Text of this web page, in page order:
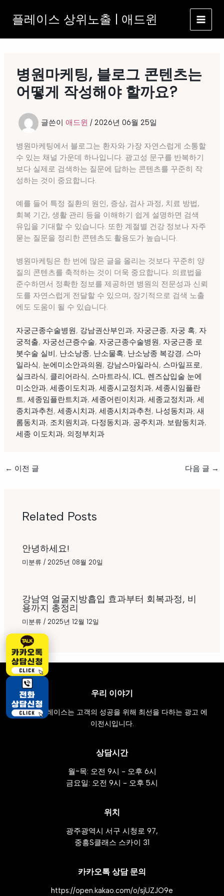
로
플레이스 상위노출 | 애드윈
병원마케팅, 블로그 콘텐츠는
어떻게 작성해야 할까요?
글쓴이 애드윈 / 2026년 06월 25일
병원마케팅에서 블로그는 환자와 가장 자연스럽게 소통할
수 있는 채널 가운데 하나입니다. 광고성 문구를 반복하기
보다 실제로 검색하는 질문에 답하는 콘텐츠를 꾸준히 작
성하는 것이 중요합니다.
예를 들어 특정 질환의 원인, 증상, 검사 과정, 치료 방법,
회복 기간, 생활 관리 등을 이해하기 쉽게 설명하면 검색
유입을 기대할 수 있습니다. 또한 계절별 건강 정보나 자주
묻는 질문을 정리한 콘텐츠도 활용도가 높습니다.
병원마케팅은 한 번에 많은 글을 올리는 것보다 꾸준히 양
질의 콘텐츠를 축적하는 것이 더욱 중요합니다. 의료법을
준수하면서 정확한 정보를 제공하면 병원의 전문성과 신뢰
도를 자연스럽게 전달할 수 있으며, 장기적으로 검색 노출
에도 도움이 될 수 있습니다.
자궁근종수술병원, 강남권산부인과, 자궁근종, 자궁 혹, 자
궁적출, 자궁선근증수술, 자궁근종수술병원, 자궁근종 로
봇수술 실비, 난소낭종, 난소물혹, 난소낭종 복강경, 스마
일라식, 눈에미소안과의원, 강남스마일라식, 스마일프로,
실크라식, 클리어라식, 스마트라식, ICL, 렌즈삽입술 눈에
미소안과, 세종이도치과, 세종시교정치과, 세종시임플란
트, 세종임플란트치과, 세종어린이치과, 세종교정치과, 세
종치과추천, 세종시치과, 세종시치과추천, 나성동치과, 새
롬동치과, 조치원치과, 다정동치과, 공주치과, 보람동치과,
세종 이도치과, 의정부치과
← 이전 글 다음 글 →
Related Posts
안녕하세요!
미분류 / 2025년 08월 20일
강남역 얼굴지방흡입 효과부터 회복과정, 비
용까지 총정리
미분류 / 2025년 12월 12일
우리 이야기
애드윈 플레이스는 고객의 성공을 위해 최선을 다하는 광고 에
이전시입니다.
상담시간
월~목: 오전 9시 - 오후 6시
금요일: 오전 9시 - 오후 5시
위치
광주광역시 서구 시청로 97,
중흥S클래스 스카이 31
카카오톡 상담 문의
https://open.kakao.com/o/sjUZJO9e